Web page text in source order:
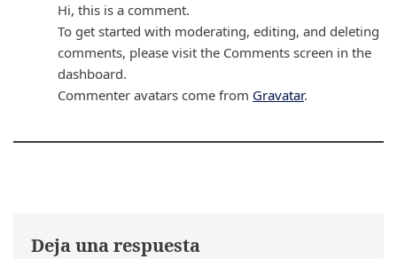
Hi, this is a comment.
To get started with moderating, editing, and deleting
comments, please visit the Comments screen in the
dashboard.
Commenter avatars come from Gravatar.
Deja una respuesta